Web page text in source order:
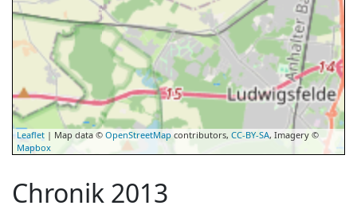
Leaflet | Map data © OpenStreetMap contributors, CC-BY-SA, Imagery ©
Mapbox
Chronik 2013